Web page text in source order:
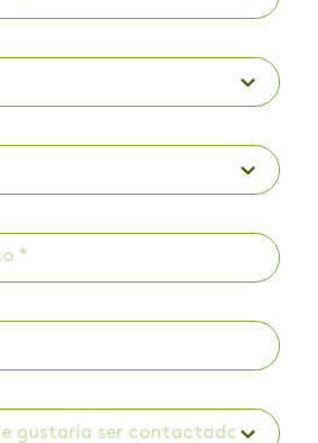
gustaría ser contactado? *